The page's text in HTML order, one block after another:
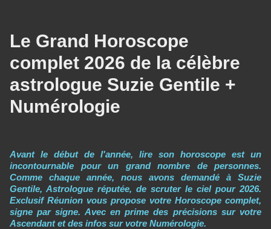
Le Grand Horoscope
complet 2026 de la célèbre
astrologue Suzie Gentile +
Numérologie
Avant le début de l'année, lire son horoscope est un
incontournable pour un grand nombre de personnes.
Comme chaque année, nous avons demandé à Suzie
Gentile, Astrologue réputée, de scruter le ciel pour 2026.
Exclusif Réunion vous propose votre Horoscope complet,
signe par signe. Avec en prime des précisions sur votre
Ascendant et des infos sur votre Numérologie.